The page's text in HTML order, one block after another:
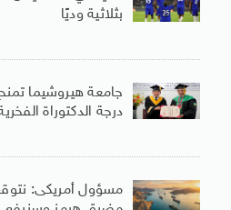
بثلاثية وديًا
جامعة هيروشيما تمنح
درجة الدكتوراة
مسؤول أمريكى: